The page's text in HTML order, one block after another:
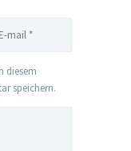
diesem
speichern.